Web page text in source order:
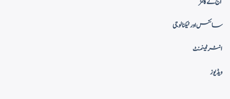
سائنس اور ٹیکنالوجی
انٹرٹینمنٹ
ویڈیوز